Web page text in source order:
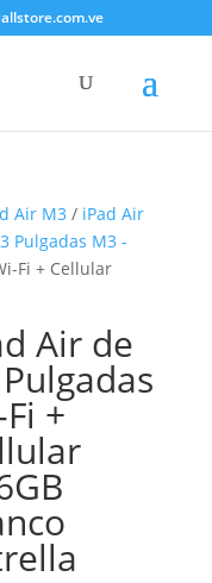
Air M3/ iPad Air
Pulgadas M3 -
Fi + Cellular
Air de
+